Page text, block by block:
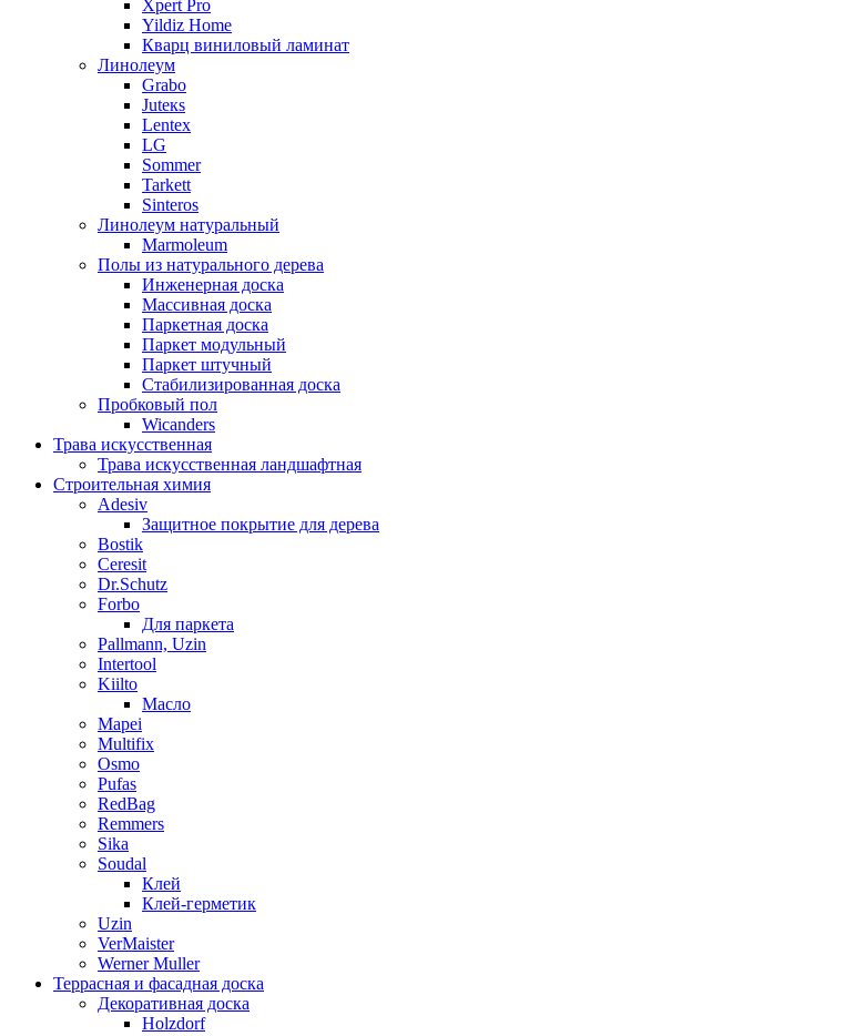
Xpert Pro
Yildiz Home
Кварц виниловый ламинат
Линолеум
Grabo
Juteкs
Lentex
LG
Sommer
Tarkett
Sinteros
Линолеум натуральный
Marmoleum
Полы из натурального дерева
Инженерная доска
Массивная доска
Паркетная доска
Паркет модульный
Паркет штучный
Стабилизированная доска
Пробковый пол
Wicanders
Трава искусственная
Трава искусственная ландшафтная
Строительная химия
Adesiv
Защитное покрытие для дерева
Bostik
Ceresit
Dr.Schutz
Forbo
Для паркета
Pallmann, Uzin
Intertool
Kiilto
Масло
Mapei
Multifix
Osmo
Pufas
RedBag
Remmers
Sika
Soudal
Клей
Клей-герметик
Uzin
VerMaister
Werner Muller
Террасная и фасадная доска
Декоративная доска
Holzdorf